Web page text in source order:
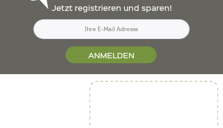
Jetzt registrieren und sparen!
ANMELDEN